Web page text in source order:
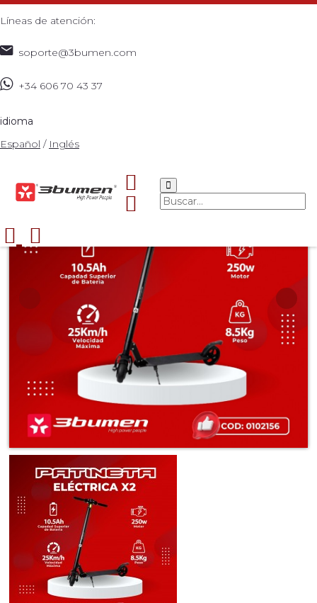
Líneas de atención:
soporte@3bumen.com
+34 606 70 43 37
idioma
Español / Inglés
X2